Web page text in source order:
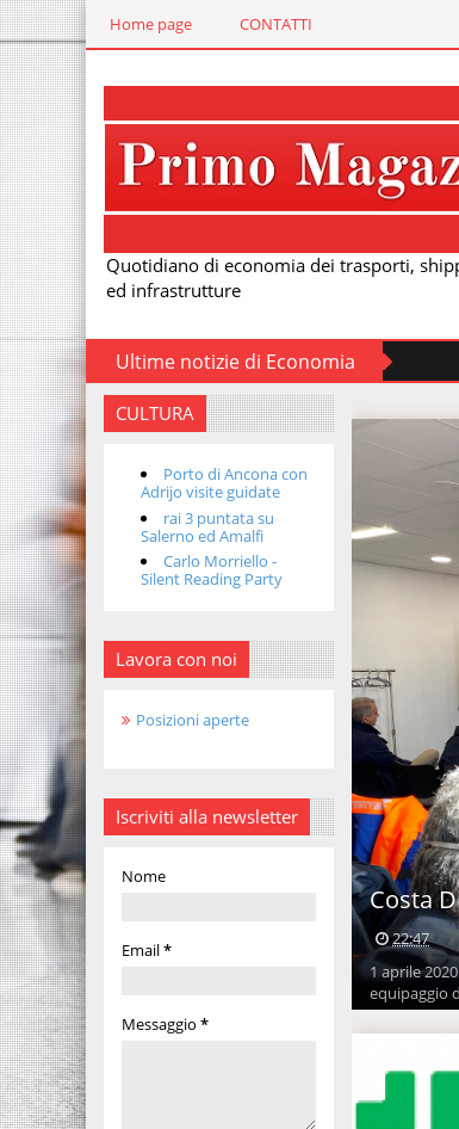
Home page CONTATTI
Quotidiano di economia dei trasporti,
ed infrastrutture
Ultime notizie di Economia
CULTURA
Porto di Ancona con
Adrijo visite guidate
rai 3 puntata su
Salerno ed Amalfi
Carlo Morriello -
Silent Reading Party
Lavora con noi
Posizioni aperte
Iscriviti alla newsletter
Nome
Email*
Messaggio *
Costa
22:47
1 aprile
equipaggio